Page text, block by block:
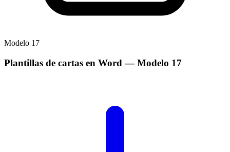
Modelo 17
Plantillas de cartas en Word — Modelo 17